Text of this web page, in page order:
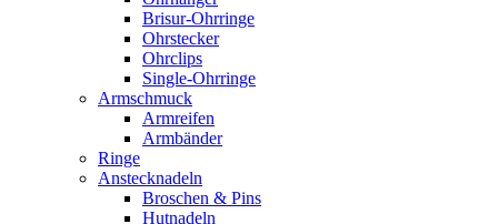
Brisur-Ohrringe
Ohrstecker
Ohrclips
Single-Ohrringe
Armschmuck
Armreifen
Armbänder
Ringe
Anstecknadeln
Broschen & Pins
Hutnadeln